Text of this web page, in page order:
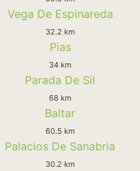
Vega De Espinareda
32.2 km
Pias
34 km
Parada De Sil
68 km
Baltar
60.5 km
Palacios De Sanabria
30.2 km